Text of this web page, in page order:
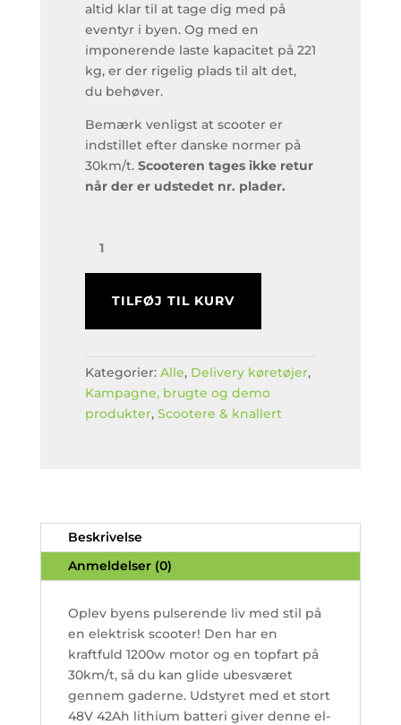
altid klar til at tage dig med på
eventyr i byen. Og med en
imponerende laste kapacitet på 221
kg, er der rigelig plads til alt det,
du behøver.
Bemærk venligst at scooter er
indstillet efter danske normer på
30km/t. Scooteren tages ikke retur
når der er udstedet nr. plader.
EL-
Scooter/Knallert
48V42
5.000kr.
antal
TILFØJ TIL KURV
Kategorier: Alle, Delivery køretøjer,
Kampagne, brugte og demo
produkter, Scootere & knallert
Beskrivelse
Anmeldelser (0)
Oplev byens pulserende liv med stil på
en elektrisk scooter! Den har en
kraftfuld 1200w motor og en topfart på
30km/t, så du kan glide ubesværet
gennem gaderne. Udstyret med et stort
48V 42Ah lithium batteri giver denne el-